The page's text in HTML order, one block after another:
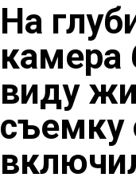
На
камера
виду
съемку